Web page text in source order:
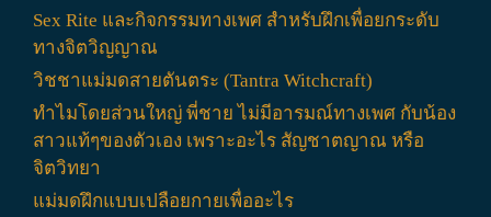
Sex Rite และกิจกรรมทางเพศ สำหรับฝึกเพื่อยกระดับ
ทางจิตวิญญาณ
วิชชาแม่มดสายตันตระ (Tantra Witchcraft)
ทำไมโดยส่วนใหญ่ พี่ชาย ไม่มีอารมณ์ทางเพศ กับน้อง
สาวแท้ๆของตัวเอง เพราะอะไร สัญชาตญาณ หรือ
จิตวิทยา
แม่มดฝึกแบบเปลือยกายเพื่ออะไร